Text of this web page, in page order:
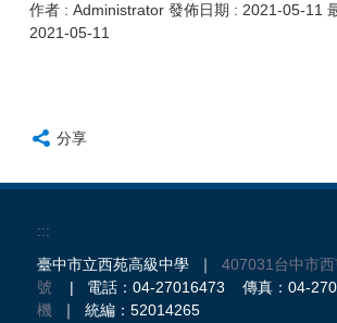
作者 : Administrator 發佈日期 : 2021-05-11
2021-05-11
分享
:::
臺中市立西苑高級中學 ｜ 407031台中市
號 | 電話：04-27016473 傳真：04-
機 ｜ 統編：52014265